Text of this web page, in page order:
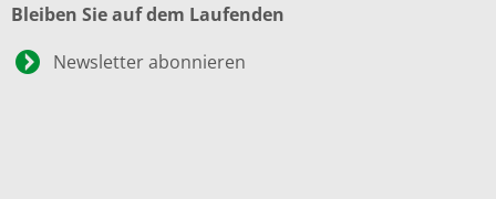
Bleiben Sie auf dem Laufenden
Newsletter abonnieren